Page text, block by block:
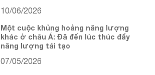
10/06/2026
Một cuộc khủng hoảng năng lượng
khác ở châu Á: Đã đến lúc thúc đẩy
năng lượng tái tạo
07/05/2026